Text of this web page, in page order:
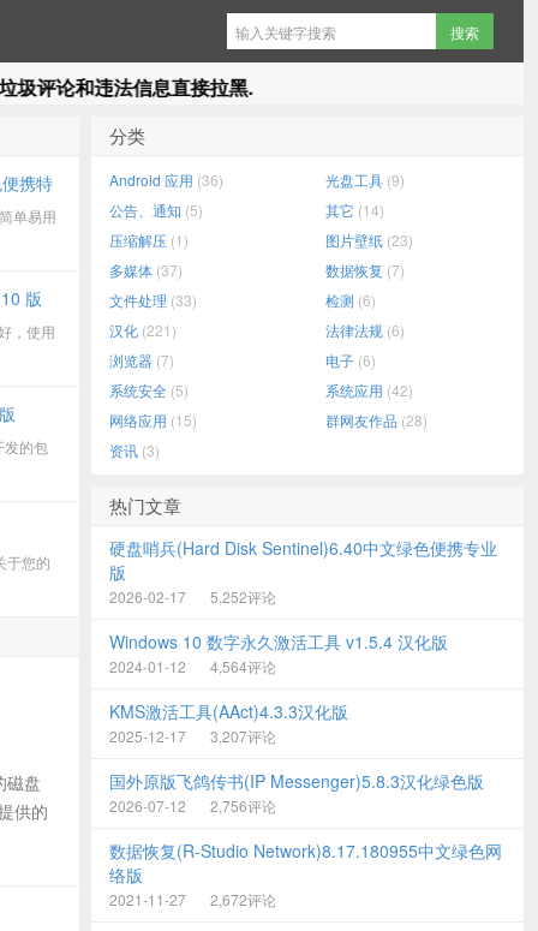
违法信息直接拉黑.
携特
单易用
版
，使用
发的包
于您的
磁盘
供的
分类
Android 应用 (36) 光盘工具 (9)
公告、通知 (5) 其它 (14)
压缩解压 (1) 图片壁纸 (23)
多媒体 (37) 数据恢复 (7)
文件处理 (33) 检测 (6)
汉化 (221) 法律法规 (6)
浏览器 (7) 电子 (6)
系统安全 (5) 系统应用 (42)
网络应用 (15) 群网友作品 (28)
资讯 (3)
热门文章
硬盘哨兵(Hard Disk Sentinel)6.40中文绿色便携专业
版
2026-02-17 5,252评论
Windows 10 数字永久激活工具 v1.5.4 汉化版
2024-01-12 4,564评论
KMS激活工具(AAct)4.3.3汉化版
2025-12-17 3,207评论
国外原版飞鸽传书(IP Messenger)5.8.3汉化绿色版
2026-07-12 2,756评论
数据恢复(R-Studio Network)8.17.180955中文绿色网
络版
2021-11-27 2,672评论